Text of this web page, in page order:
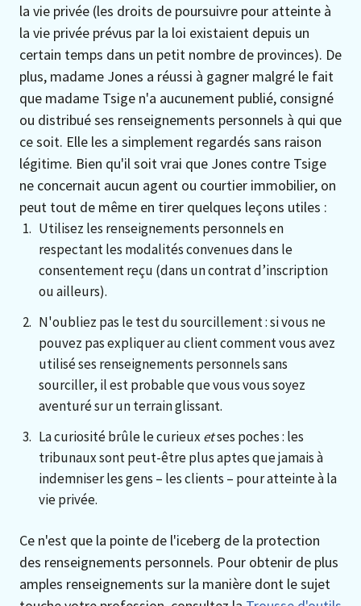
la vie privée (les droits de poursuivre pour atteinte à
la vie privée prévus par la loi existaient depuis un
certain temps dans un petit nombre de provinces). De
plus, madame Jones a réussi à gagner malgré le fait
que madame Tsige n'a aucunement publié, consigné
ou distribué ses renseignements personnels à qui que
ce soit. Elle les a simplement regardés sans raison
légitime. Bien qu'il soit vrai que Jones contre Tsige
ne concernait aucun agent ou courtier immobilier, on
peut tout de même en tirer quelques leçons utiles :
Utilisez les renseignements personnels en
respectant les modalités convenues dans le
consentement reçu (dans un contrat d’inscription
ou ailleurs).
N'oubliez pas le test du sourcillement : si vous ne
pouvez pas expliquer au client comment vous avez
utilisé ses renseignements personnels sans
sourciller, il est probable que vous vous soyez
aventuré sur un terrain glissant.
La curiosité brûle le curieux etses poches : les
tribunaux sont peut-être plus aptes que jamais à
indemniser les gens – les clients – pour atteinte à la
vie privée.
Ce n'est que la pointe de l'iceberg de la protection
des renseignements personnels. Pour obtenir de plus
amples renseignements sur la manière dont le sujet